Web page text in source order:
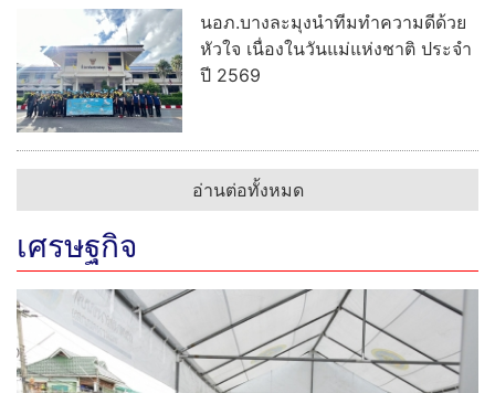
นอภ.บางละมุงนำทีมทำความดีด้วย
หัวใจ เนื่องในวันแม่แห่งชาติ ประจำ
ปี 2569
อ่านต่อทั้งหมด
เศรษฐกิจ